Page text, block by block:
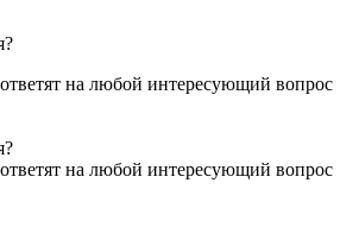
на любой интересующий вопрос
на любой интересующий вопрос